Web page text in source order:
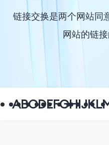
链接交换是两个网站同
网站的链
ABCDEFGHIJKL